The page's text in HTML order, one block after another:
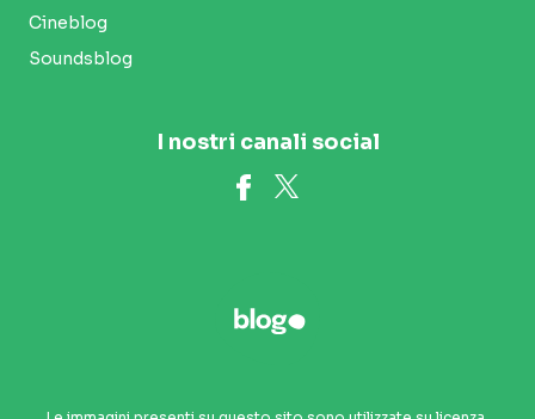
Cineblog
Soundsblog
I nostri canali social